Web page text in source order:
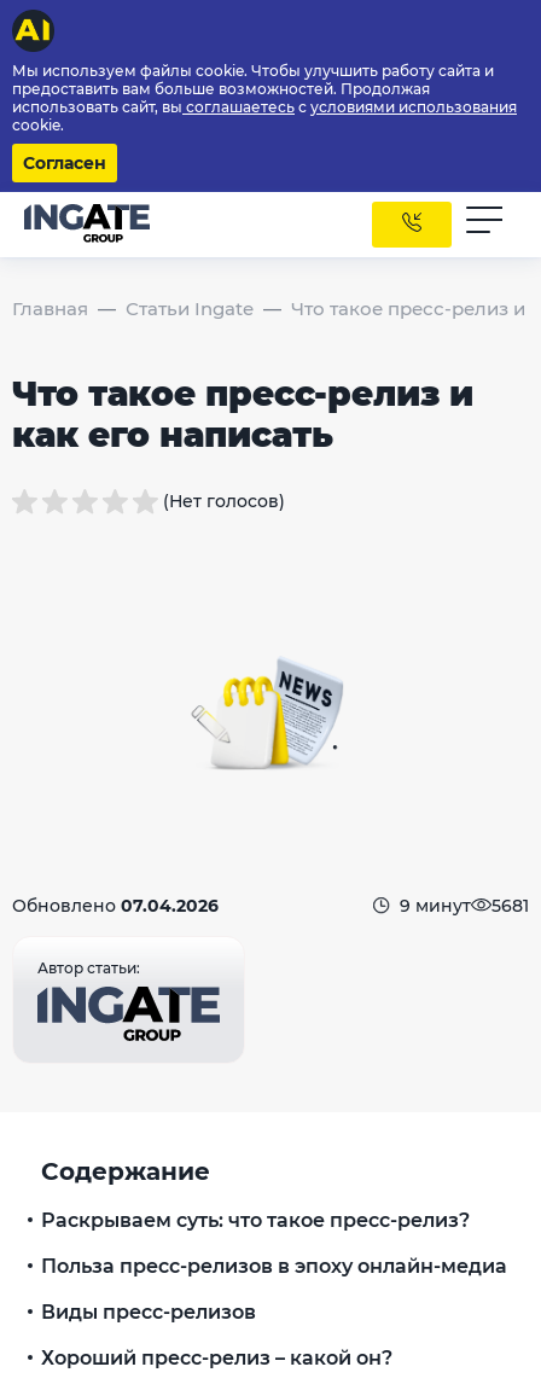
Мы используем файлы cookie. Чтобы улучшить работу сайта и
предоставить вам больше возможностей. Продолжая
использовать сайт, вы соглашаетесь с условиями использования
cookie.
Согласен
Главная Статьи Ingate Что такое пресс-релиз и
Что такое пресс-релиз и
как его написать
(Нет голосов)
Обновлено 07.04.2026 9 минут 5681
Автор статьи:
Содержание
Раскрываем суть: что такое пресс-релиз?
Польза пресс-релизов в эпоху онлайн-медиа
Виды пресс-релизов
Хороший пресс-релиз – какой он?